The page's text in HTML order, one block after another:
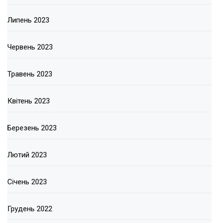
Липень 2023
Червень 2023
Травень 2023
Квітень 2023
Березень 2023
Лютий 2023
Січень 2023
Грудень 2022